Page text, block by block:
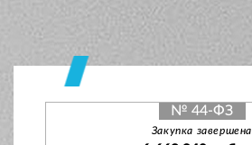
№ 44-ФЗ
Закупка завершена